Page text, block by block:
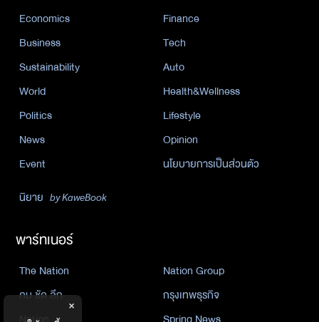
Economics
Finance
Business
Tech
Sustainability
Auto
World
Health&Wellness
Politics
Lifestyle
News
Opinion
Event
นโยบายการเป็นส่วนตัว
นิยาย by KaweBook
พาร์ทเนอร์
The Nation
Nation Group
คม ชัด ลึก
กรุงเทพธุรกิจ
×